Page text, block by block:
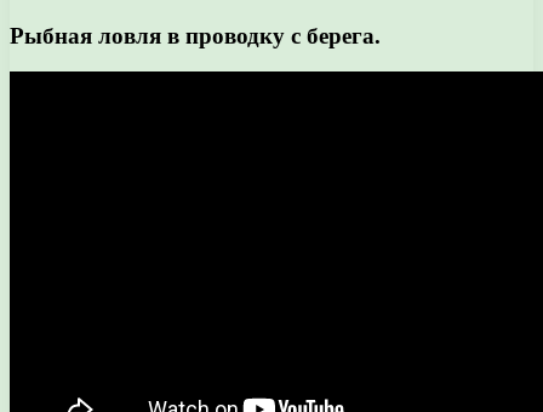
Рыбная ловля в проводку с берега.